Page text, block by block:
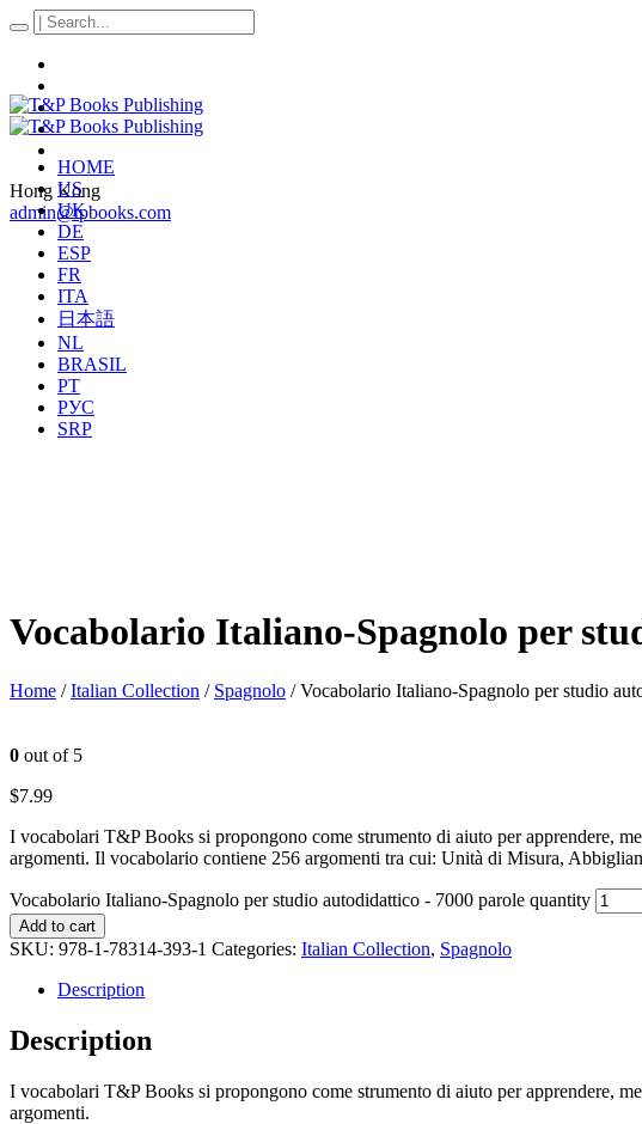
Hong Kong
admin@tpbooks.com
HOME
US
UK
DE
ESP
FR
ITA
日本語
NL
BRASIL
PT
РУС
SRP
Vocabolario Italiano-Spagnolo per
Home /Italian Collection / Spagnolo / Vocabolario Italiano-Spagnolo per studio
0 out of 5
$7.99
I vocabolari T&P Books si propongono come strumento di aiuto per apprendere,
argomenti. Il vocabolario contiene 256 argomenti tra cui: Unità di Misura,
Vocabolario Italiano-Spagnolo per studio autodidattico - 7000 parole quantity
Add to cart
SKU: 978-1-78314-393-1 Categories: Italian Collection, Spagnolo
Description
Description
I vocabolari T&P Books si propongono come strumento di aiuto per apprendere,
argomenti.